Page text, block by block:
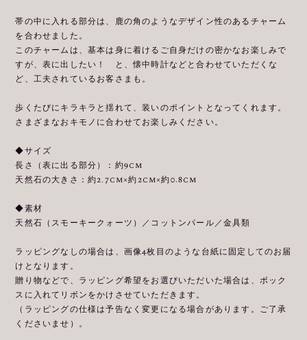
帯の中に入れる部分は、鹿の角のようなデザイン性のあるチャーム
を合わせました。
このチャームは、基本は身に着けるご自身だけの密かなお楽しみで
すが、表に出したい！ と、懐中時計などと合わせていただくな
ど、工夫されているお客さまも。
歩くたびにキラキラと揺れて、装いのポイントとなってくれます。
さまざまなおキモノに合わせてお楽しみください。
◆サイズ
長さ（表に出る部分）：約9cm
天然石の大きさ：約2.7cm×約2cm×約0.8cm
◆素材
天然石（スモーキークォーツ）／コットンパール／金具類
ラッピングなしの場合は、画像4枚目のような台紙に固定してのお届
けとなります。
贈り物などで、ラッピング希望をお選びいただいた場合は、ボック
スに入れてリボンをかけさせていただきます。
（ラッピングの仕様は予告なく変更になる場合があります。ご了承
くださいませ）。